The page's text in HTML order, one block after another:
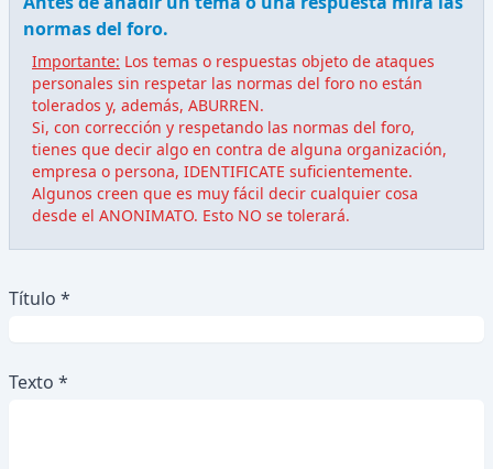
normas del foro.
Importante: Los temas o respuestas objeto de ataques
personales sin respetar las normas del foro no están
tolerados y, además, ABURREN.
Si, con corrección y respetando las normas del foro,
tienes que decir algo en contra de alguna organización,
empresa o persona, IDENTIFICATE suficientemente.
Algunos creen que es muy fácil decir cualquier cosa
desde el ANONIMATO. Esto NO se tolerará.
Título *
Texto *